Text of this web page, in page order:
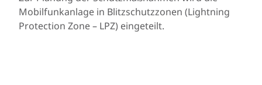
Mobilfunkanlage in Blitzschutzzonen (Lightning
Protection Zone – LPZ) eingeteilt.